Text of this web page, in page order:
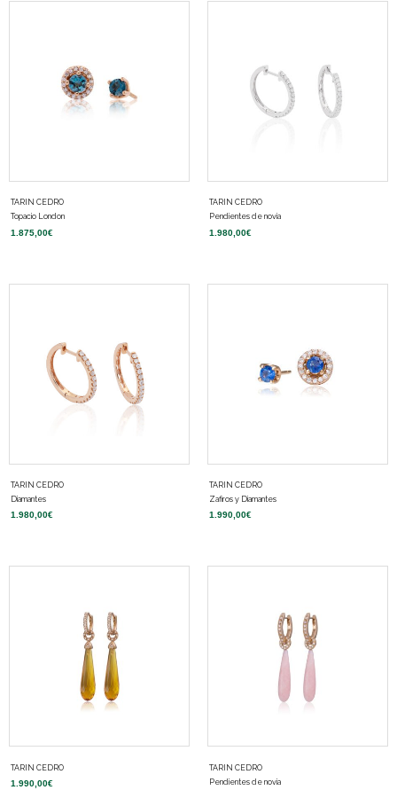
TARIN CEDRO
Topacio London
1.875,00€
TARIN CEDRO
Pendientes de novia
1.980,00€
TARIN CEDRO
Diamantes
1.980,00€
TARIN CEDRO
Zafiros y Diamantes
1.990,00€
TARIN CEDRO
1.990,00€
TARIN CEDRO
Pendientes de novia